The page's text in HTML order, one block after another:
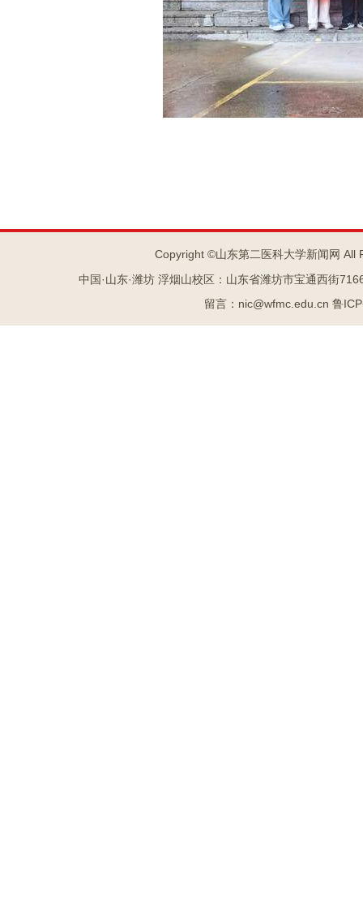
Copyright ©山东第二医科大学新闻网 All
中国·山东·潍坊 浮烟山校区：山东省潍坊市宝通西街
留言：nic@wfmc.edu.cn 鲁